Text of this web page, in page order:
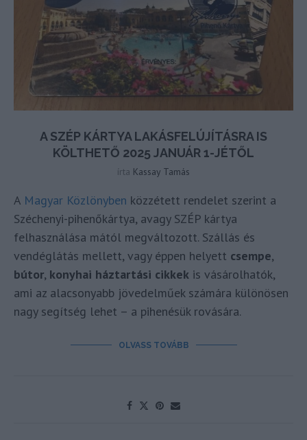
A SZÉP KÁRTYA LAKÁSFELÚJÍTÁSRA IS
KÖLTHETŐ 2025 JANUÁR 1-JÉTŐL
írta Kassay Tamás
A Magyar Közlönyben közzétett rendelet szerint a
Széchenyi-pihenőkártya, avagy SZÉP kártya
felhasználása mától megváltozott. Szállás és
vendéglátás mellett, vagy éppen helyett csempe,
bútor, konyhai háztartási cikkek is vásárolhatók,
ami az alacsonyabb jövedelműek számára különösen
nagy segítség lehet – a pihenésük rovására.
OLVASS TOVÁBB